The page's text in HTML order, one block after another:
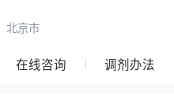
北京市
在线咨询 调剂办法